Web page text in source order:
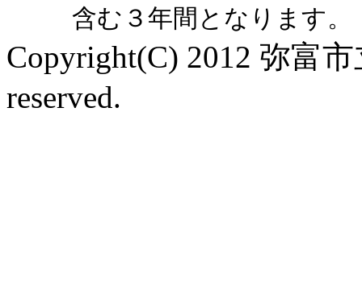
含む３年間となります。
Copyright(C) 2012 弥富
reserved.